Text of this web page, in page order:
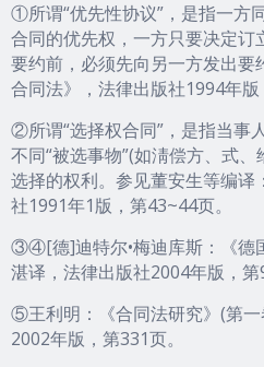
①所谓“优先性协议”，是指一方
合同的优先权，一方只要决定订
要约前，必须先向另一方发出
合同法》，法律出版社1994年版
②所谓“选择权合同”，是指当事
不同“被选事物”(如淸偿方、式
选择的权利。参见董安生等编译
社1991年1版，第43~44页。
③④[德]迪特尔•梅迪库斯：《德
湛译，法律出版社2004年版，第
⑤王利明：《合同法研究》(第
2002年版，第331页。